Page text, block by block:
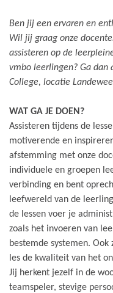
Ben jij een ervaren en
Wil jij graag onze
assisteren op de
vmbo leerlingen? Ga dan
College, locatie
WAT GA JE DOEN?
Assisteren tijdens de
motiverende en
afstemming met onze
individuele en groepen
verbinding en bent
leefwereld van de
de lessen voer je
zoals het invoeren van
bestemde systemen.
les de kwaliteit van het
Jij herkent jezelf in de
teamspeler, stevige